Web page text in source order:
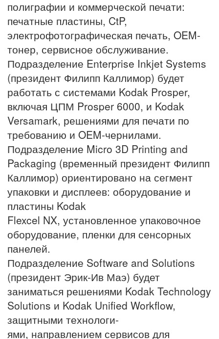
полиграфии и коммерческой печати:
печатные пластины, CtP,
электрофотографическая печать, OEM-
тонер, сервисное обслуживание.
Подразделение Enterprise Inkjet Systems
(президент Филипп Каллимор) будет
работать с системами Kodak Prosper,
включая ЦПМ Prosper 6000, и Kodak
Versamark, решениями для печати по
требованию и OEM-чернилами.
Подразделение Micro 3D Printing and
Packaging (временный президент Филипп
Каллимор) ориентировано на сегмент
упаковки и дисплеев: оборудование и
пластины Kodak
Flexcel NX, установленное упаковочное
оборудование, пленки для сенсорных
панелей.
Подразделение Software and Solutions
(президент Эрик-Ив Маэ) будет
заниматься решениями Kodak Technology
Solutions и Kodak Unified Workflow,
защитными технологи-
ями, направлением сервисов для